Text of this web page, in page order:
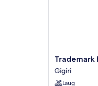
Trademark
Hotel
Gigiri
Trademark
Gigiri
Laug